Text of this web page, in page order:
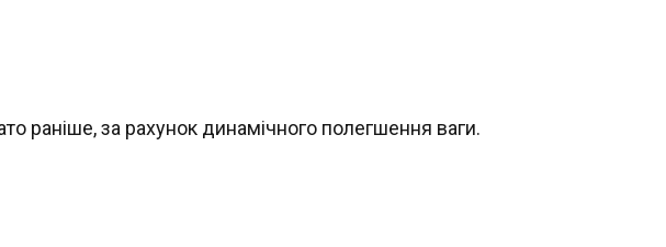
раніше, за рахунок динамічного полегшення ваги.